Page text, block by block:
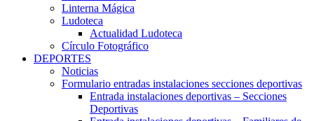
Linterna Mágica
Ludoteca
Actualidad Ludoteca
Círculo Fotográfico
DEPORTES
Noticias
Formulario entradas instalaciones secciones deportivas
Entrada instalaciones deportivas – Secciones
Deportivas